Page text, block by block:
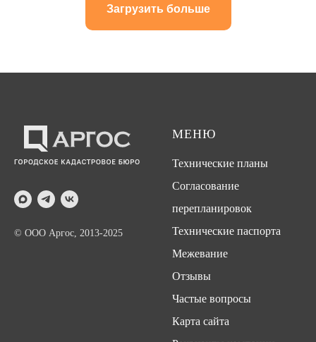
Загрузить больше
© ООО Аргос, 2013-2025
МЕНЮ
Технические планы
Согласование
перепланировок
Технические паспорта
Межевание
Отзывы
Частые вопросы
Карта сайта